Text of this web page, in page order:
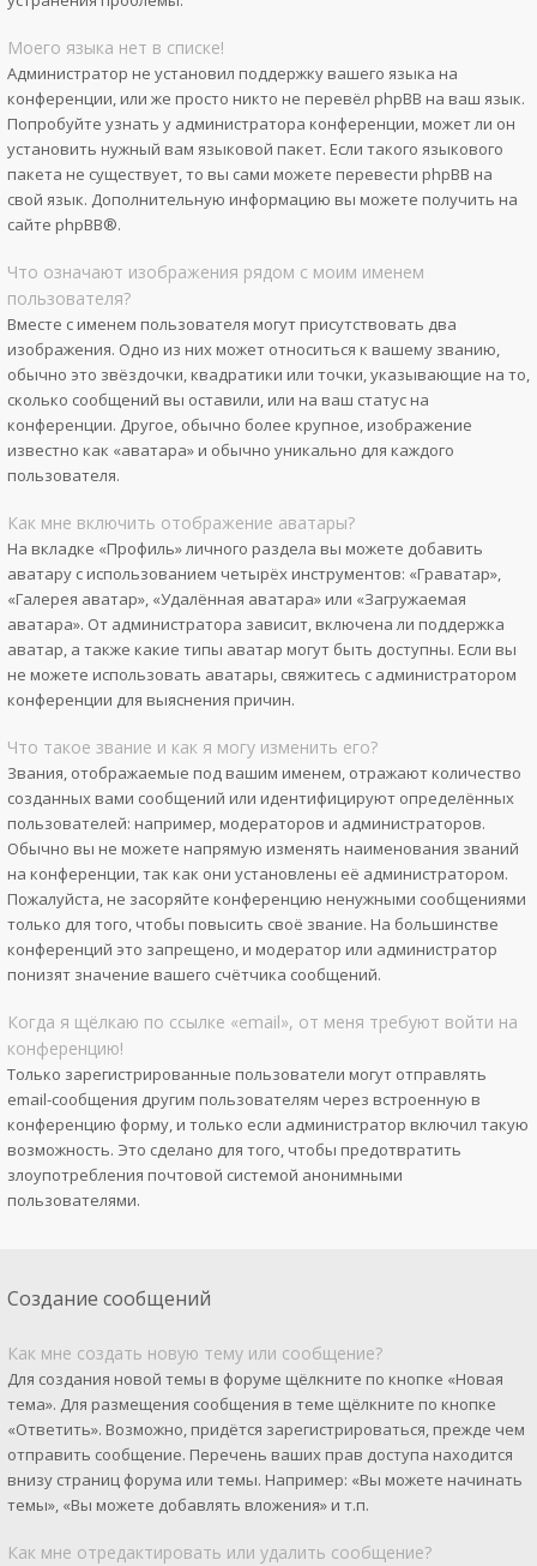
Моего языка нет в списке!
Администратор не установил поддержку вашего языка на
конференции, или же просто никто не перевёл phpBB на ваш язык.
Попробуйте узнать у администратора конференции, может ли он
установить нужный вам языковой пакет. Если такого языкового
пакета не существует, то вы сами можете перевести phpBB на
свой язык. Дополнительную информацию вы можете получить на
сайте phpBB®.
Что означают изображения рядом с моим именем
пользователя?
Вместе с именем пользователя могут присутствовать два
изображения. Одно из них может относиться к вашему званию,
обычно это звёздочки, квадратики или точки, указывающие на то,
сколько сообщений вы оставили, или на ваш статус на
конференции. Другое, обычно более крупное, изображение
известно как «аватара» и обычно уникально для каждого
пользователя.
Как мне включить отображение аватары?
На вкладке «Профиль» личного раздела вы можете добавить
аватару с использованием четырёх инструментов: «Граватар»,
«Галерея аватар», «Удалённая аватара» или «Загружаемая
аватара». От администратора зависит, включена ли поддержка
аватар, а также какие типы аватар могут быть доступны. Если вы
не можете использовать аватары, свяжитесь с администратором
конференции для выяснения причин.
Что такое звание и как я могу изменить его?
Звания, отображаемые под вашим именем, отражают количество
созданных вами сообщений или идентифицируют определённых
пользователей: например, модераторов и администраторов.
Обычно вы не можете напрямую изменять наименования званий
на конференции, так как они установлены её администратором.
Пожалуйста, не засоряйте конференцию ненужными сообщениями
только для того, чтобы повысить своё звание. На большинстве
конференций это запрещено, и модератор или администратор
понизят значение вашего счётчика сообщений.
Когда я щёлкаю по ссылке «email», от меня требуют войти на
конференцию!
Только зарегистрированные пользователи могут отправлять
email-сообщения другим пользователям через встроенную в
конференцию форму, и только если администратор включил такую
возможность. Это сделано для того, чтобы предотвратить
злоупотребления почтовой системой анонимными
пользователями.
Создание сообщений
Как мне создать новую тему или сообщение?
Для создания новой темы в форуме щёлкните по кнопке «Новая
тема». Для размещения сообщения в теме щёлкните по кнопке
«Ответить». Возможно, придётся зарегистрироваться, прежде чем
отправить сообщение. Перечень ваших прав доступа находится
внизу страниц форума или темы. Например: «Вы можете начинать
темы», «Вы можете добавлять вложения» и т.п.
Как мне отредактировать или удалить сообщение?